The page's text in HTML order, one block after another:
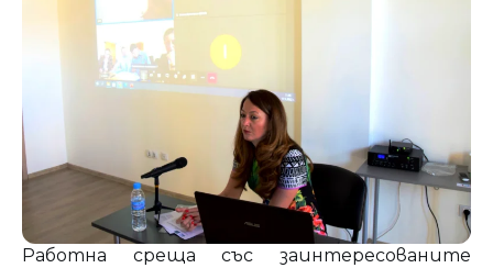
Работна среща със заинтересованите